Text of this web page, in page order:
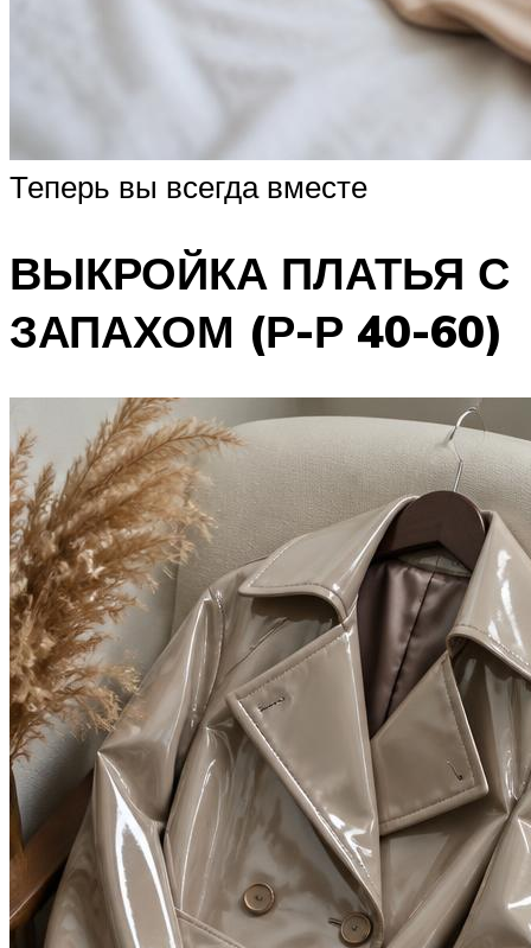
Теперь вы всегда вместе
ВЫКРОЙКА ПЛАТЬЯ С
ЗАПАХОМ (Р-Р 40-60)